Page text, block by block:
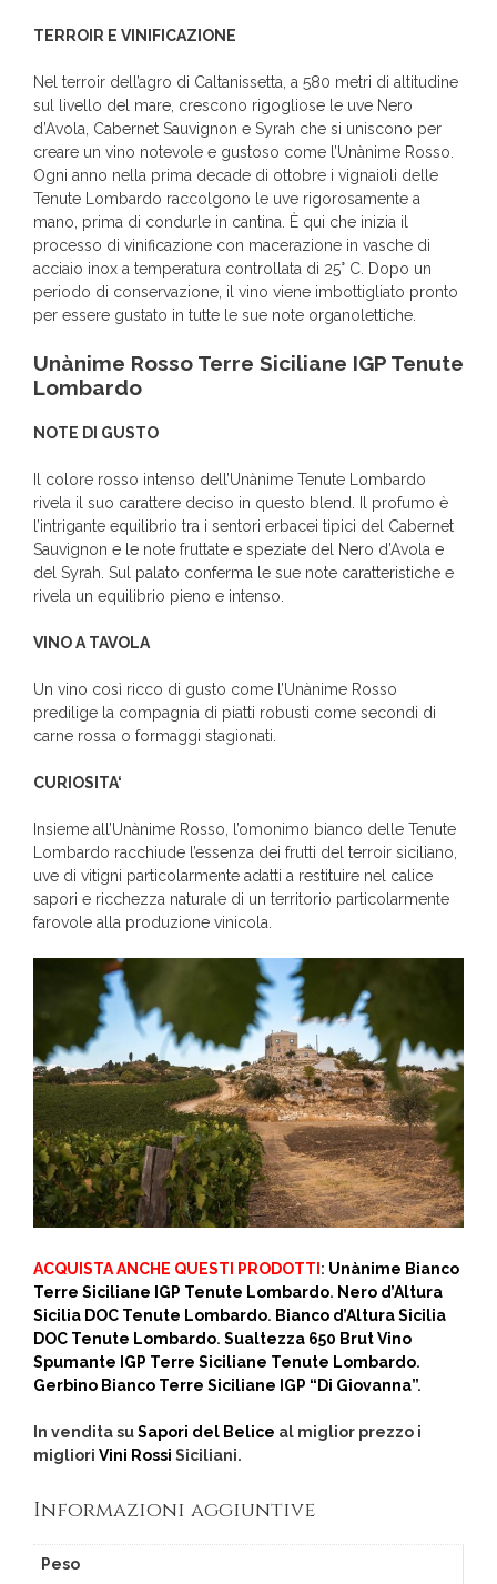
TERROIR E VINIFICAZIONE
Nel terroir dell’agro di Caltanissetta, a 580 metri di altitudine
sul livello del mare, crescono rigogliose le uve Nero
d’Avola, Cabernet Sauvignon e Syrah che si uniscono per
creare un vino notevole e gustoso come l’Unànime Rosso.
Ogni anno nella prima decade di ottobre i vignaioli delle
Tenute Lombardo raccolgono le uve rigorosamente a
mano, prima di condurle in cantina. È qui che inizia il
processo di vinificazione con macerazione in vasche di
acciaio inox a temperatura controllata di 25° C. Dopo un
periodo di conservazione, il vino viene imbottigliato pronto
per essere gustato in tutte le sue note organolettiche.
Unànime Rosso Terre Siciliane IGP Tenute
Lombardo
NOTE DI GUSTO
Il colore rosso intenso dell’Unànime Tenute Lombardo
rivela il suo carattere deciso in questo blend. Il profumo è
l’intrigante equilibrio tra i sentori erbacei tipici del Cabernet
Sauvignon e le note fruttate e speziate del Nero d’Avola e
del Syrah. Sul palato conferma le sue note caratteristiche e
rivela un equilibrio pieno e intenso.
VINO A TAVOLA
Un vino così ricco di gusto come l’Unànime Rosso
predilige la compagnia di piatti robusti come secondi di
carne rossa o formaggi stagionati.
CURIOSITA‘
Insieme all’Unànime Rosso, l’omonimo bianco delle Tenute
Lombardo racchiude l’essenza dei frutti del terroir siciliano,
uve di vitigni particolarmente adatti a restituire nel calice
sapori e ricchezza naturale di un territorio particolarmente
farovole alla produzione vinicola.
ACQUISTA ANCHE QUESTI PRODOTTI : Unànime Bianco
Terre Siciliane IGP Tenute Lombardo. Nero d’Altura
Sicilia DOC Tenute Lombardo. Bianco d’Altura Sicilia
DOC Tenute Lombardo. Sualtezza 650 Brut Vino
Spumante IGP Terre Siciliane Tenute Lombardo.
Gerbino Bianco Terre Siciliane IGP “Di Giovanna”.
In vendita suSapori del Belice al miglior prezzo i
migliori Vini Rossi Siciliani.
Informazioni aggiuntive
Peso